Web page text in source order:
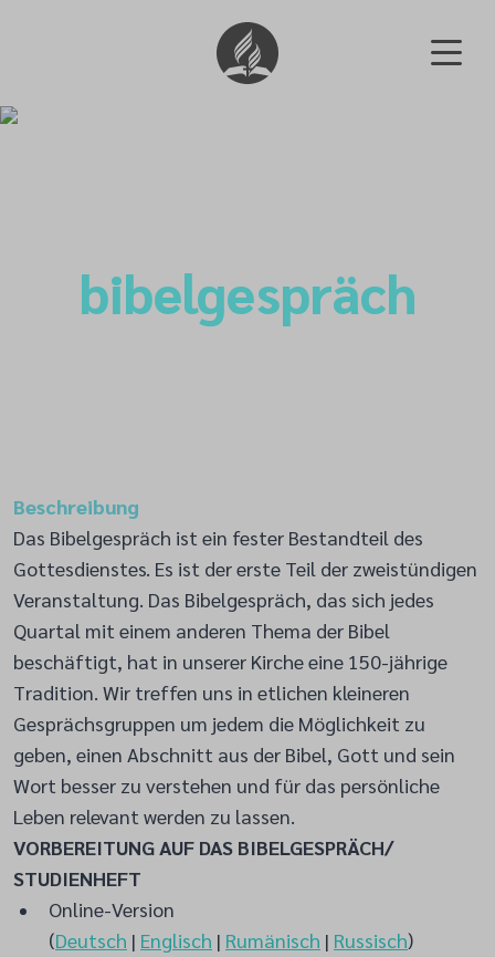
bibelgespräch
Beschreibung
Das Bibelgespräch ist ein fester Bestandteil des
Gottesdienstes. Es ist der erste Teil der zweistündigen
Veranstaltung. Das Bibelgespräch, das sich jedes
Quartal mit einem anderen Thema der Bibel
beschäftigt, hat in unserer Kirche eine 150-jährige
Tradition. Wir treffen uns in etlichen kleineren
Gesprächsgruppen um jedem die Möglichkeit zu
geben, einen Abschnitt aus der Bibel, Gott und sein
Wort besser zu verstehen und für das persönliche
Leben relevant werden zu lassen.
VORBEREITUNG AUF DAS BIBELGESPRÄCH/
STUDIENHEFT
Online-Version
(Deutsch | Englisch | Rumänisch | Russisch)